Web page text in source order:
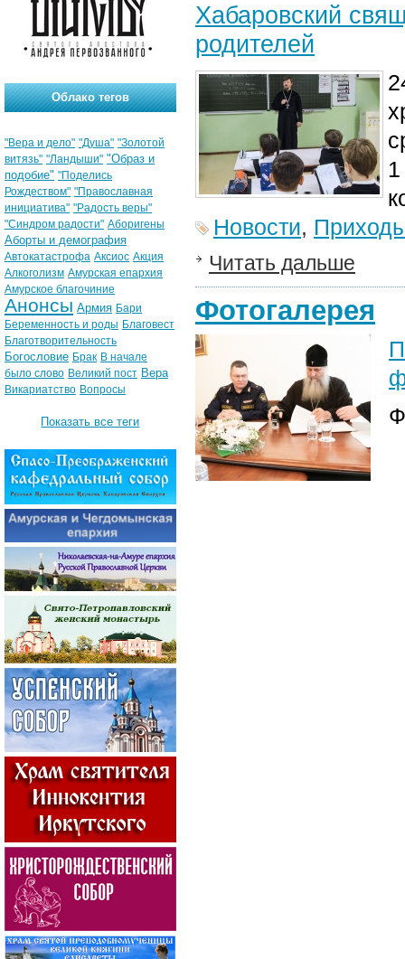
Хабаровский
родителей
Новости,
Читать дальше
Фотогалерея
Облако тегов
"Вера и дело" "Душа" "Золотой
витязь" "Ландыши" "Образ и
подобие" "Поделись
Рождеством" "Православная
инициатива" "Радость веры"
"Синдром радости" Аборигены
Аборты и демография
Автокатастрофа Аксиос Акция
Алкоголизм Амурская епархия
Амурское благочиние
Анонсы Армия Бари
Беременность и роды Благовест
Благотворительность
Богословие Брак В начале
было слово Великий пост Вера
Викариатство Вопросы
Показать все теги